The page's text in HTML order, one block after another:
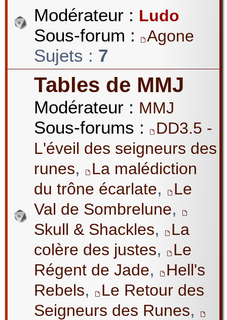
Modérateur : Ludo
Sous-forum : Agone
Sujets : 7
Tables de MMJ
Modérateur : MMJ
Sous-forums :
DD3.5 -
L'éveil des seigneurs des
runes,
La malédiction
du trône écarlate,
Le
Val de Sombrelune,
Skull & Shackles,
La
colère des justes,
Le
Régent de Jade,
Hell's
Rebels,
Le Retour des
Seigneurs des Runes,